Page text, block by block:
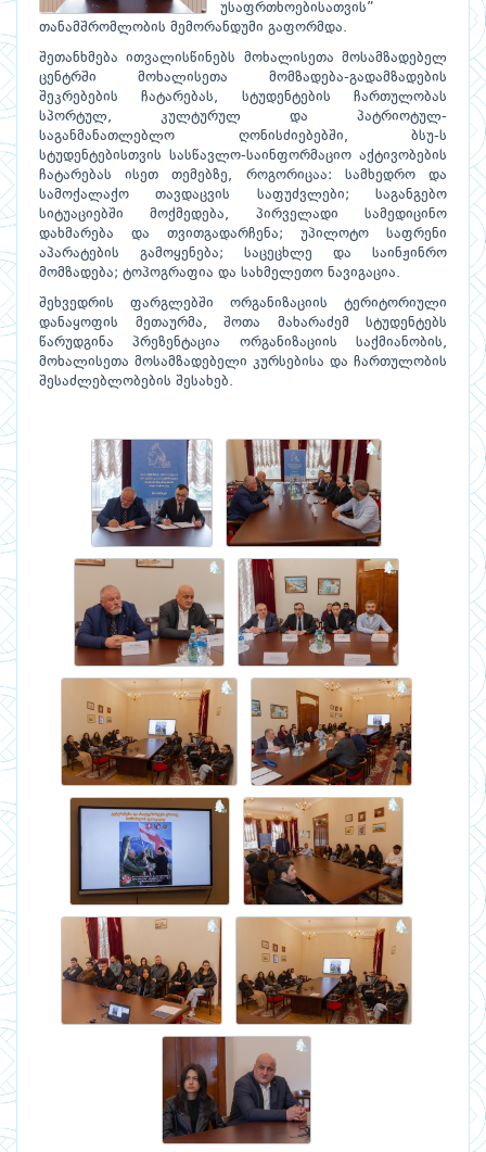
უსაფრთხოებისათვის”
თანამშრომლობის მემორანდუმი გაფორმდა.
შეთანხმება ითვალისწინებს მოხალისეთა მოსამზადებელ
ცენტრში მოხალისეთა მომზადება-გადამზადების
შეკრებების ჩატარებას, სტუდენტების ჩართულობას
სპორტულ, კულტურულ და პატრიოტულ-
საგანმანათლებლო ღონისძიებებში, ბსუ-ს
სტუდენტებისთვის სასწავლო-საინფორმაციო აქტივობების
ჩატარებას ისეთ თემებზე, როგორიცაა: სამხედრო და
სამოქალაქო თავდაცვის საფუძვლები; საგანგებო
სიტუაციებში მოქმედება, პირველადი სამედიცინო
დახმარება და თვითგადარჩენა; უპილოტო საფრენი
აპარატების გამოყენება; საცეცხლე და საინჟინრო
მომზადება; ტოპოგრაფია და სახმელეთო ნავიგაცია.
შეხვედრის ფარგლებში ორგანიზაციის ტერიტორიული
დანაყოფის მეთაურმა, შოთა მახარაძემ სტუდენტებს
წარუდგინა პრეზენტაცია ორგანიზაციის საქმიანობის,
მოხალისეთა მოსამზადებელი კურსებისა და ჩართულობის
შესაძლებლობების შესახებ.